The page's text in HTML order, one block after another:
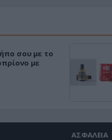
σου με το
με
ΑΣΦΑΛΕΙΑ